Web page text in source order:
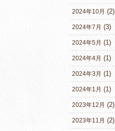
2024年10月 (2)
2024年7月 (3)
2024年5月 (1)
2024年4月 (1)
2024年3月 (1)
2024年1月 (1)
2023年12月 (2)
2023年11月 (2)